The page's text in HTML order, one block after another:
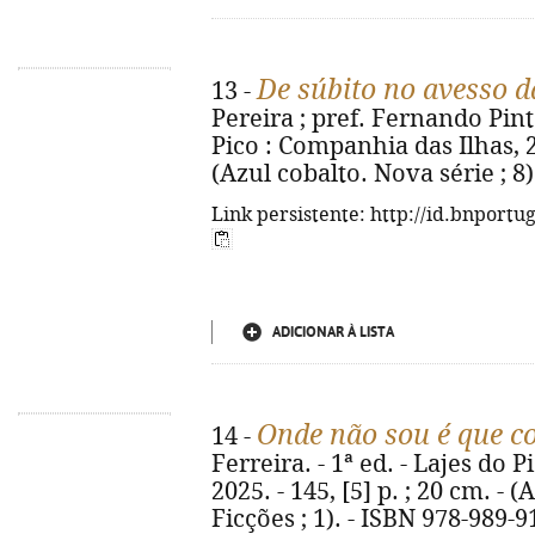
13 -De súbito no avesso
Pereira ; pref. Fernando
Pico : Companhia das Ilhas,
(Azul cobalto. Nova série ;
Link persistente: http://
ADICIONAR À LISTA
14 - Onde não sou é que
Ferreira. - 1ª ed. - Lajes do
2025. - 145, [5] p. ; 20 cm. -
Ficções ; 1). - ISBN 978-989-